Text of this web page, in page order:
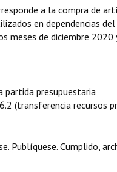
- Registro
a la compra de
en dependencias del
meses de diciembre 2020
partida presupuestaria
(transferencia recursos
Publíquese. Cumplido,